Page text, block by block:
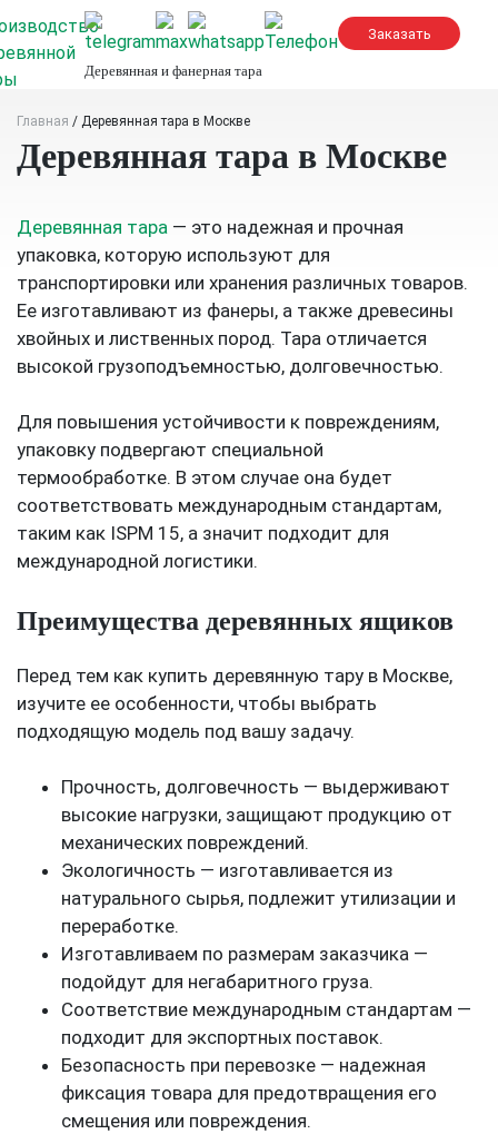
to
content
Деревянная и фанерная тара
Главная / Деревянная тара в Москве
Деревянная тара в Москве
Деревянная тара — это надежная и прочная
упаковка, которую используют для
транспортировки или хранения различных товаров.
Ее изготавливают из фанеры, а также древесины
хвойных и лиственных пород. Тара отличается
высокой грузоподъемностью, долговечностью.
Для повышения устойчивости к повреждениям,
упаковку подвергают специальной
термообработке. В этом случае она будет
соответствовать международным стандартам,
таким как ISPM 15, а значит подходит для
международной логистики.
Преимущества деревянных ящиков
Перед тем как купить деревянную тару в Москве,
изучите ее особенности, чтобы выбрать
подходящую модель под вашу задачу.
Прочность, долговечность — выдерживают
высокие нагрузки, защищают продукцию от
механических повреждений.
Экологичность — изготавливается из
натурального сырья, подлежит утилизации и
переработке.
Изготавливаем по размерам заказчика —
подойдут для негабаритного груза.
Соответствие международным стандартам —
подходит для экспортных поставок.
Безопасность при перевозке — надежная
фиксация товара для предотвращения его
смещения или повреждения.